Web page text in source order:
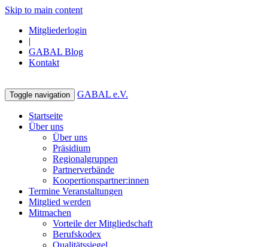
Skip to main content
Mitgliederlogin
|
GABAL Blog
Kontakt
Toggle navigation GABAL e.V.
Startseite
Über uns
Über uns
Präsidium
Regionalgruppen
Partnerverbände
Koopertionspartner:innen
Termine Veranstaltungen
Mitglied werden
Mitmachen
Vorteile der Mitgliedschaft
Berufskodex
Qualitätssiegel